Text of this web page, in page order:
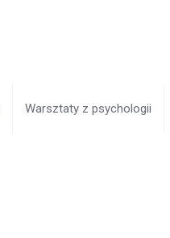
Warsztaty z psychologii